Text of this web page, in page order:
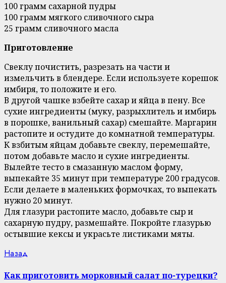
100 грамм сахарной пудры
100 грамм мягкого сливочного сыра
25 грамм сливочного масла
Приготовление
Свеклу почистить, разрезать на части и
измельчить в блендере. Если используете корешок
имбиря, то положите и его.
В другой чашке взбейте сахар и яйца в пену. Все
сухие ингредиенты (муку, разрыхлитель и имбирь
в порошке, ванильный сахар) смешайте. Маргарин
растопите и остудите до комнатной температуры.
К взбитым яйцам добавьте свеклу, перемешайте,
потом добавьте масло и сухие ингредиенты.
Вылейте тесто в смазанную маслом форму,
выпекайте 35 минут при температуре 200 градусов.
Если делаете в маленьких формочках, то выпекать
нужно 20 минут.
Для глазури растопите масло, добавьте сыр и
сахарную пудру, размешайте. Покройте глазурью
остывшие кексы и украсьте листиками мяты.
Continue
Reading
Назад
Как приготовить морковный салат по-турецки?